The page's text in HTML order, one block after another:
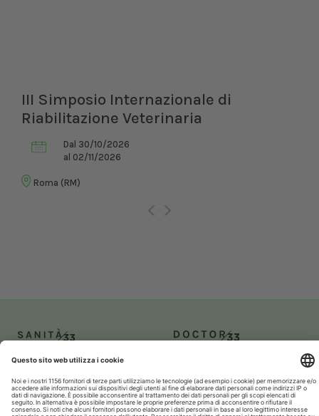
III Simposio Internazionale di
Riabilitazione Veterinaria
Dal 30/10/2026
al 02/11/2026
Roma (RM)